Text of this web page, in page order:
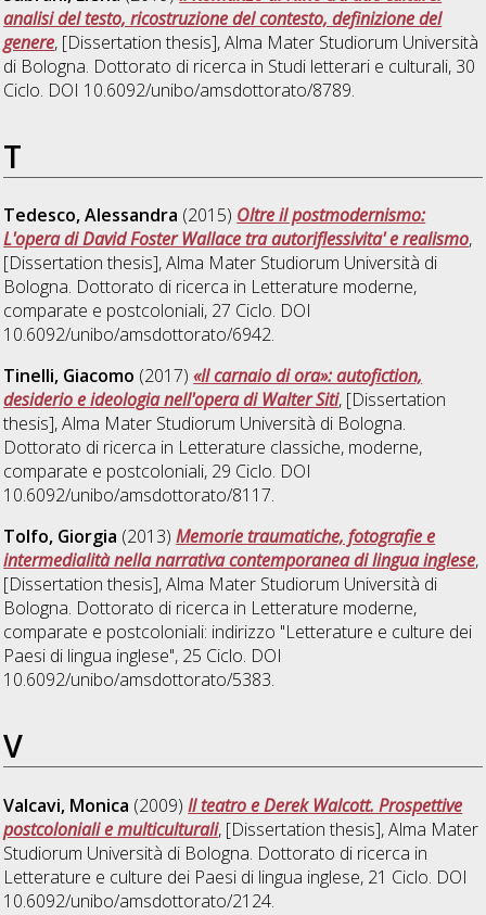
analisi del testo, ricostruzione del contesto, definizione del
genere, [Dissertation thesis], Alma Mater Studiorum Università
di Bologna. Dottorato di ricerca in Studi letterari e culturali, 30
Ciclo. DOI 10.6092/unibo/amsdottorato/8789.
T
Tedesco, Alessandra (2015) Oltre il postmodernismo:
L'opera di David Foster Wallace tra autoriflessivita' e realismo,
[Dissertation thesis], Alma Mater Studiorum Università di
Bologna. Dottorato di ricerca in Letterature moderne,
comparate e postcoloniali, 27 Ciclo. DOI
10.6092/unibo/amsdottorato/6942.
Tinelli, Giacomo (2017)«Il carnaio di ora»: autofiction,
desiderio e ideologia nell'opera di Walter Siti, [Dissertation
thesis], Alma Mater Studiorum Università di Bologna.
Dottorato di ricerca in Letterature classiche, moderne,
comparate e postcoloniali, 29 Ciclo. DOI
10.6092/unibo/amsdottorato/8117.
Tolfo, Giorgia (2013)Memorie traumatiche, fotografie e
intermedialità nella narrativa contemporanea di lingua inglese,
[Dissertation thesis], Alma Mater Studiorum Università di
Bologna. Dottorato di ricerca in Letterature moderne,
comparate e postcoloniali: indirizzo "Letterature e culture dei
Paesi di lingua inglese", 25 Ciclo. DOI
10.6092/unibo/amsdottorato/5383.
V
Valcavi, Monica (2009)Il teatro e Derek Walcott. Prospettive
postcoloniali e multiculturali, [Dissertation thesis], Alma Mater
Studiorum Università di Bologna. Dottorato di ricerca in
Letterature e culture dei Paesi di lingua inglese, 21 Ciclo. DOI
10.6092/unibo/amsdottorato/2124.